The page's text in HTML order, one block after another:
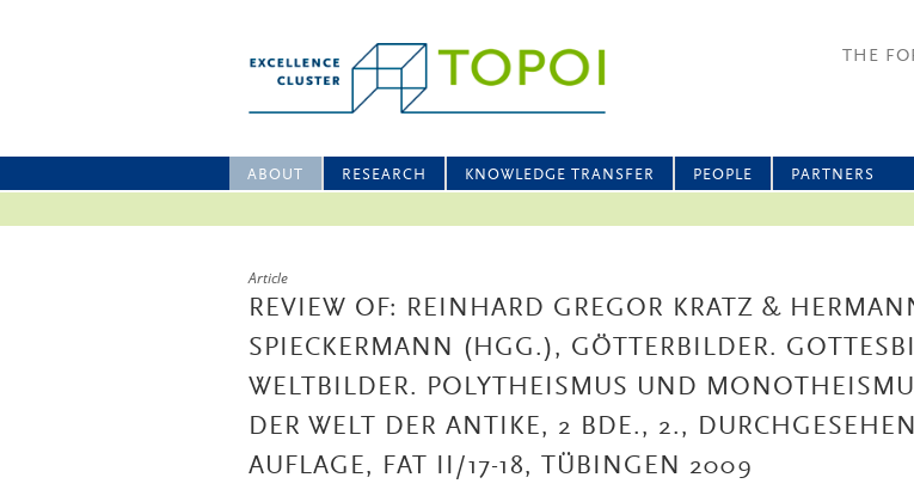
THE
ABOUT RESEARCH KNOWLEDGE TRANSFER PEOPLE PARTNERS
Article
REVIEW OF: REINHARD GREGOR KRATZ &
SPIECKERMANN (HGG.), GÖTTERBILDER.
WELTBILDER. POLYTHEISMUS UND
DER WELT DER ANTIKE, 2 BDE., 2.,
AUFLAGE, FAT II/17-18, TÜBINGEN 2009